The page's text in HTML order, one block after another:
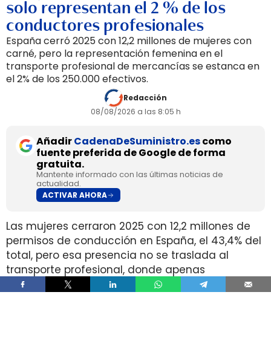
solo representan el 2 % de los
conductores profesionales
España cerró 2025 con 12,2 millones de mujeres con
carné, pero la representación femenina en el
transporte profesional de mercancías se estanca en
el 2% de los 250.000 efectivos.
Redacción
08/08/2026 a las 8:05 h
AñadirCadenaDeSuministro.escomo
fuente preferida de Google de forma
gratuita.
Mantente informado con las últimas noticias de
actualidad.
ACTIVAR AHORA
Las mujeres cerraron 2025 con 12,2 millones de
permisos de conducción en España, el 43,4% del
total, pero esa presencia no se traslada al
transporte profesional, donde apenas
representan el 2% de un colectivo de 250.000